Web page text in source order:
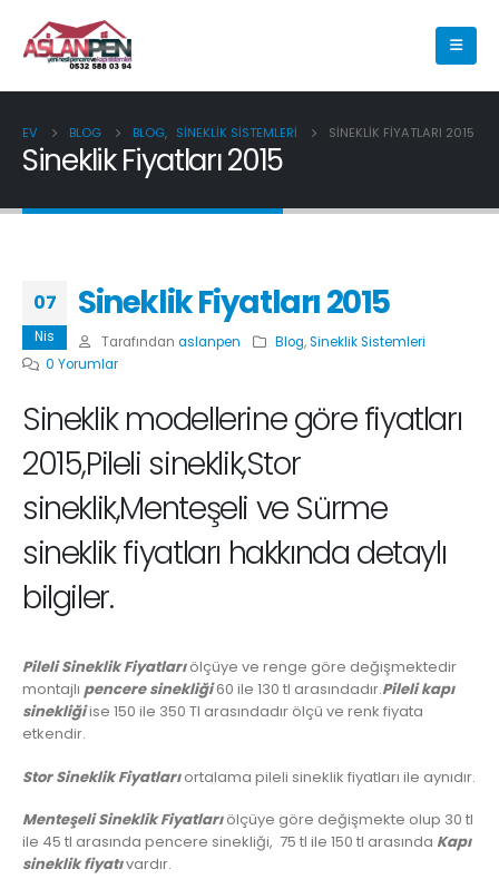
EV BLOG BLOG, SINEKLIK SISTEMLERI SINEKLIK FIYATLARI 2015
Sineklik Fiyatları 2015
07
Nis
Sineklik Fiyatları 2015
Tarafından aslanpen Blog,Sineklik Sistemleri
0 Yorumlar
Sineklik modellerine göre fiyatları
2015,Pileli sineklik,Stor
sineklik,Menteşeli ve Sürme
sineklik fiyatları hakkında detaylı
bilgiler.
Pileli Sineklik Fiyatlarıölçüye ve renge göre değişmektedir
montajlı pencere sinekliği60 ile 130 tl arasındadır.Pileli kapı
sinekliğiise 150 ile 350 Tl arasındadır ölçü ve renk fiyata
etkendir.
Stor Sineklik Fiyatlarıortalama pileli sineklik fiyatları ile aynıdır.
Menteşeli Sineklik Fiyatlarıölçüye göre değişmekte olup 30 tl
ile 45 tl arasında pencere sinekliği, 75 tl ile 150 tl arasında Kapı
sineklik fiyatıvardır.